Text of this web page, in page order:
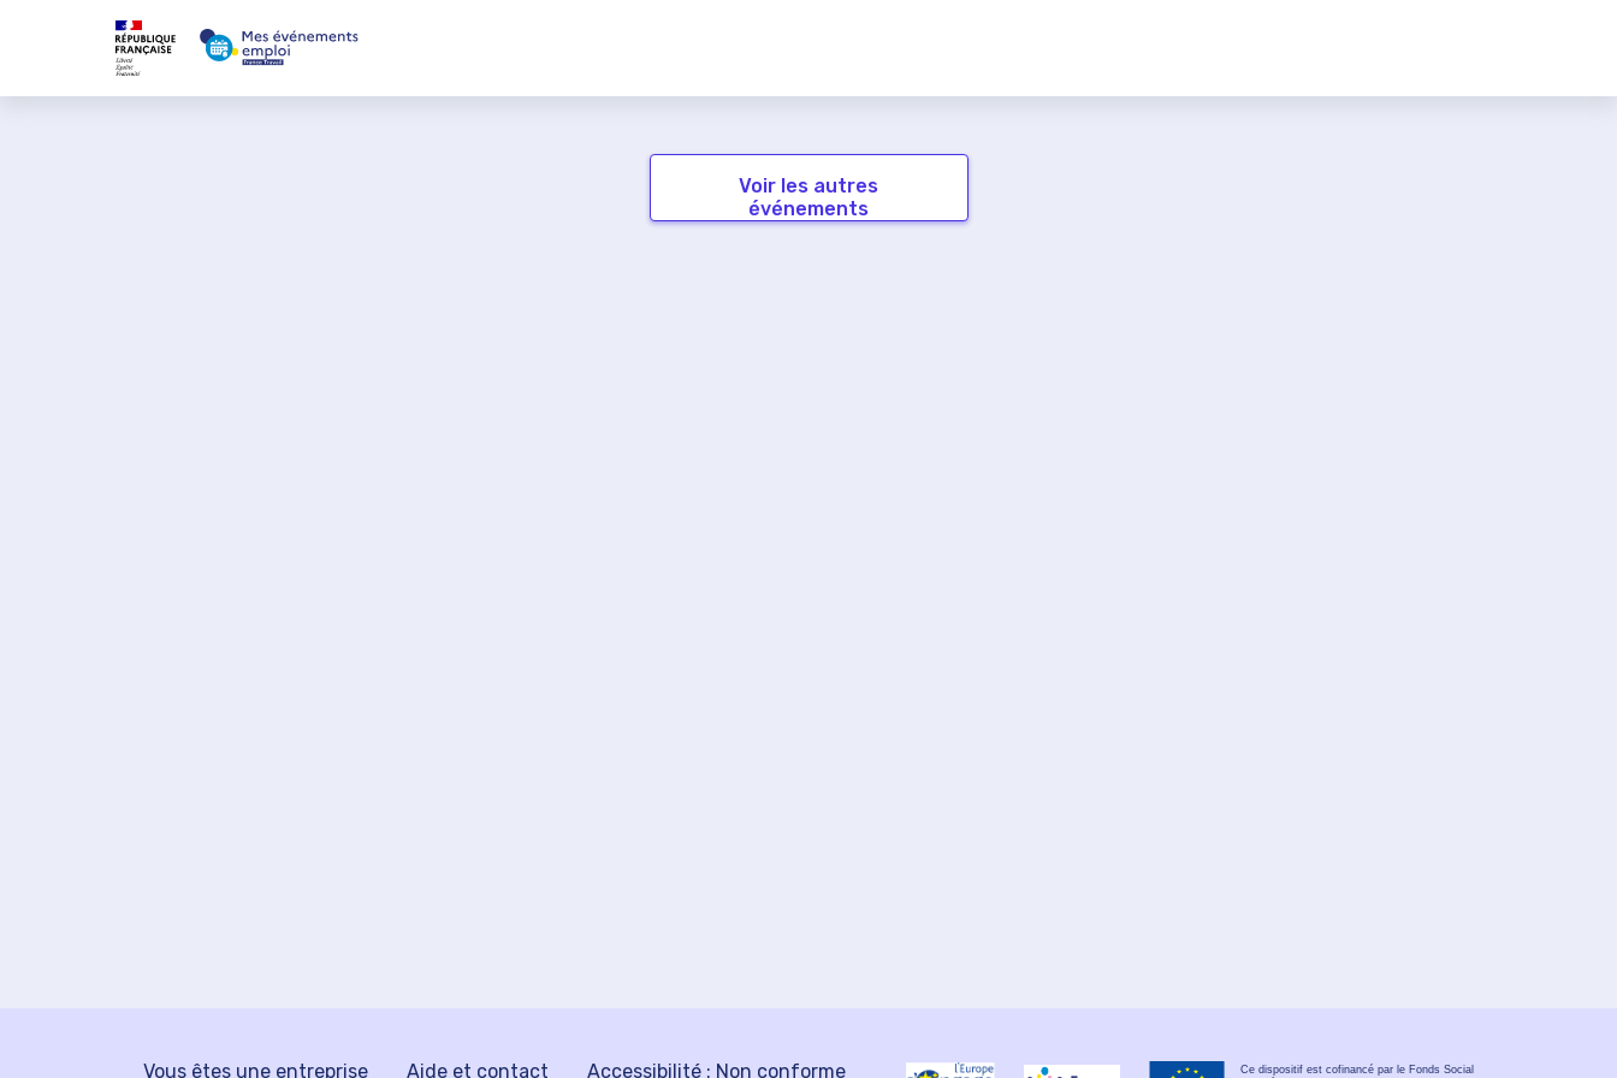
Voir les autres
événements
Vous êtes une entreprise Aide et contact Accessibilité : Non conforme
Ce dispositif est cofinancé par le Fonds Social